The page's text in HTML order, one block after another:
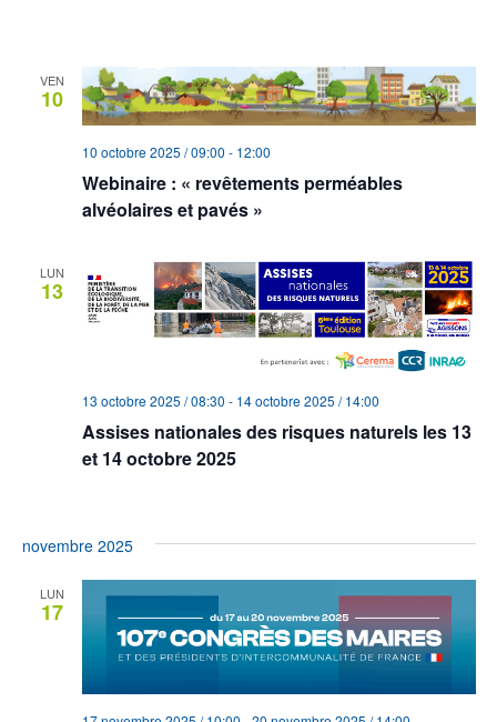
VEN
10
Webinaire : « revêtements perméables
alvéolaires et pavés »
10 octobre 2025 / 09:00 - 12:00
LUN
13
Assises nationales des risques naturels les 13
et 14 octobre 2025
13 octobre 2025 / 08:30 - 14 octobre 2025 / 14:00
novembre 2025
LUN
17